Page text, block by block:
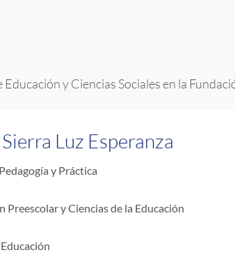
y Ciencias Sociales en la
Luz Esperanza
y Práctica
Preescolar y Ciencias de la Educación